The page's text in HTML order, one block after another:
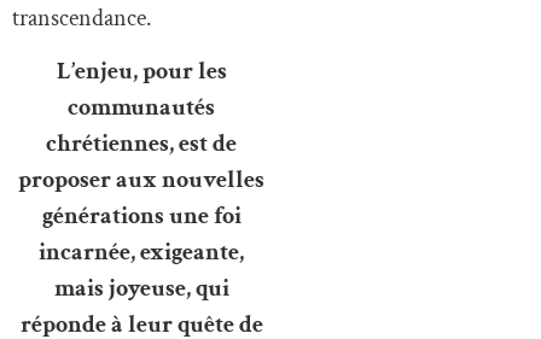
transcendance.
L’enjeu, pour les
communautés
chrétiennes, est de
proposer aux nouvelles
générations une foi
incarnée, exigeante,
mais joyeuse, qui
réponde à leur quête de